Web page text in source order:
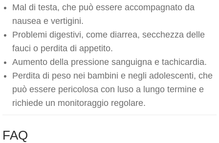
Mal di testa, che può essere accompagnato da
nausea e vertigini.
Problemi digestivi, come diarrea, secchezza delle
fauci o perdita di appetito.
Aumento della pressione sanguigna e tachicardia.
Perdita di peso nei bambini e negli adolescenti, che
può essere pericolosa con luso a lungo termine e
richiede un monitoraggio regolare.
FAQ